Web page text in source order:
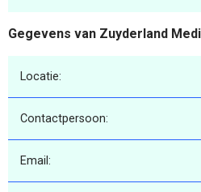
Gegevens van Zuyderland
Locatie:
Contactpersoon:
Email: